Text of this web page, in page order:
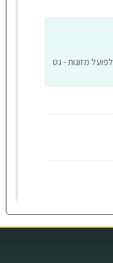
מזונות - גט